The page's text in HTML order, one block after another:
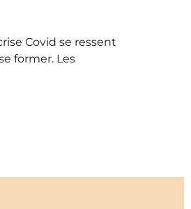
Covid se ressent
former. Les